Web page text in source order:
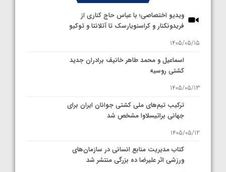
ویدیو اختصاصی؛ با عباس حاج کناری از
فریدونکنار و کراسنویارسک تا آتلانتا و توکیو
1405/05/15
اسماعیل و محمد طاهر خانیف برادران جدید
کشتی روسیه
1405/05/13
ترکیب تیم‌های ملی کشتی جوانان ایران برای
جهانی براتیسلاوا مشخص شد
1405/05/12
کتاب مدیریت منابع انسانی در سازمان‌های
ورزشی اثر علیرضا ده بزرگی منتشر شد